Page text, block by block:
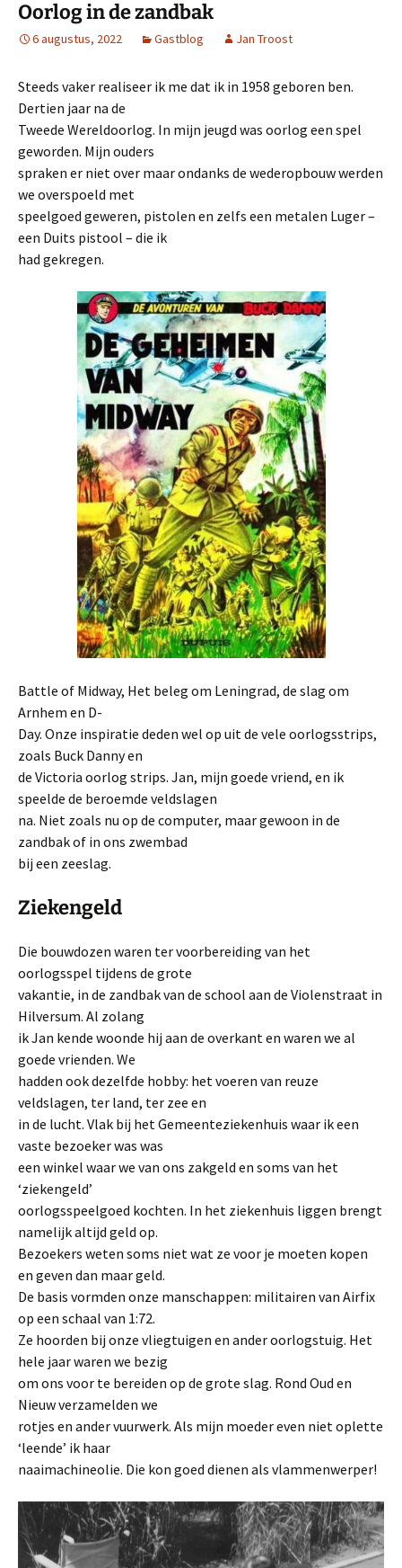
Oorlog in de zandbak
6 augustus, 2022 Gastblog Jan Troost
Steeds vaker realiseer ik me dat ik in 1958 geboren ben.
Dertien jaar na de
Tweede Wereldoorlog. In mijn jeugd was oorlog een spel
geworden. Mijn ouders
spraken er niet over maar ondanks de wederopbouw werden
we overspoeld met
speelgoed geweren, pistolen en zelfs een metalen Luger –
een Duits pistool – die ik
had gekregen.
Battle of Midway, Het beleg om Leningrad, de slag om
Arnhem en D-
Day. Onze inspiratie deden wel op uit de vele oorlogsstrips,
zoals Buck Danny en
de Victoria oorlog strips. Jan, mijn goede vriend, en ik
speelde de beroemde veldslagen
na. Niet zoals nu op de computer, maar gewoon in de
zandbak of in ons zwembad
bij een zeeslag.
Ziekengeld
Die bouwdozen waren ter voorbereiding van het
oorlogsspel tijdens de grote
vakantie, in de zandbak van de school aan de Violenstraat in
Hilversum. Al zolang
ik Jan kende woonde hij aan de overkant en waren we al
goede vrienden. We
hadden ook dezelfde hobby: het voeren van reuze
veldslagen, ter land, ter zee en
in de lucht. Vlak bij het Gemeenteziekenhuis waar ik een
vaste bezoeker was was
een winkel waar we van ons zakgeld en soms van het
‘ziekengeld’
oorlogsspeelgoed kochten. In het ziekenhuis liggen brengt
namelijk altijd geld op.
Bezoekers weten soms niet wat ze voor je moeten kopen
en geven dan maar geld.
De basis vormden onze manschappen: militairen van Airfix
op een schaal van 1:72.
Ze hoorden bij onze vliegtuigen en ander oorlogstuig. Het
hele jaar waren we bezig
om ons voor te bereiden op de grote slag. Rond Oud en
Nieuw verzamelden we
rotjes en ander vuurwerk. Als mijn moeder even niet oplette
‘leende’ ik haar
naaimachineolie. Die kon goed dienen als vlammenwerper!